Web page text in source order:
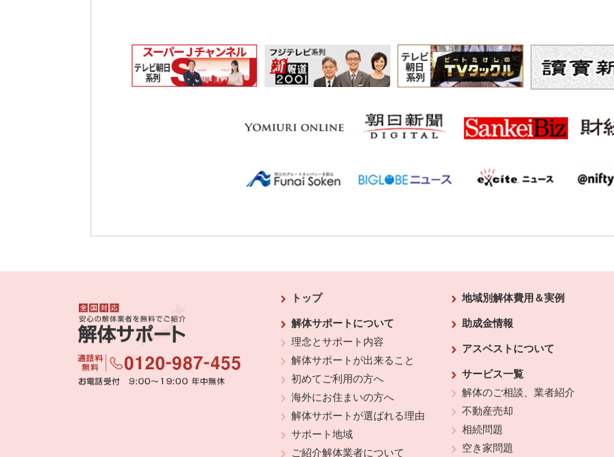
トップ
解体サポートについて
理念とサポート内容
解体サポートが出来ること
初めてご利用の方へ
海外にお住まいの方へ
解体サポートが選ばれる理由
サポート地域
ご紹介解体業者について
地域別解体費用＆実例
助成金情報
アスベストについて
サービス一覧
解体のご相談、業者紹介
不動産売却
相続問題
空き家問題